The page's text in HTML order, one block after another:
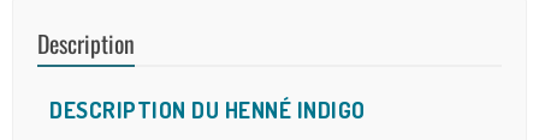
Description
DESCRIPTION DU HENNÉ INDIGO